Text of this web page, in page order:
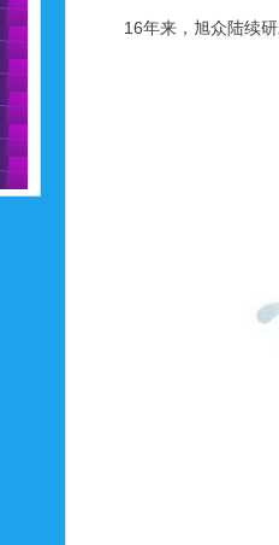
16年来，旭众陆续